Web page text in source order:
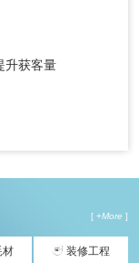
升获客量
[ +More ]
材  装修工程